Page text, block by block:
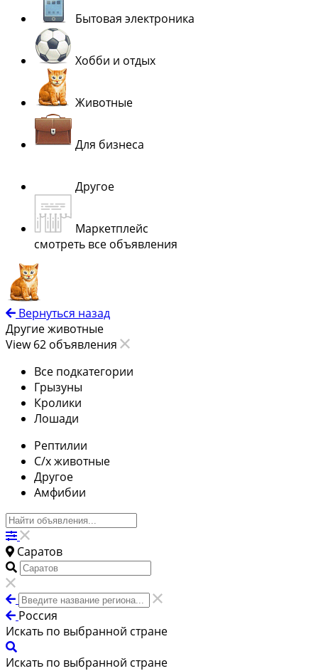
Бытовая электроника
Хобби и отдых
Животные
Для бизнеса
Другое
Маркетплейс
смотреть все объявления
Вернуться назад
Другие животные
View 62 объявления
Все подкатегории
Грызуны
Кролики
Лошади
Рептилии
С/х животные
Другое
Амфибии
Саратов
Россия
Искать по выбранной стране
Искать по выбранной стране